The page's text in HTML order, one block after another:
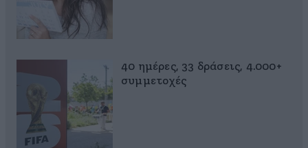
40 ημέρες, 33 δράσεις, 4.000+
συμμετοχές